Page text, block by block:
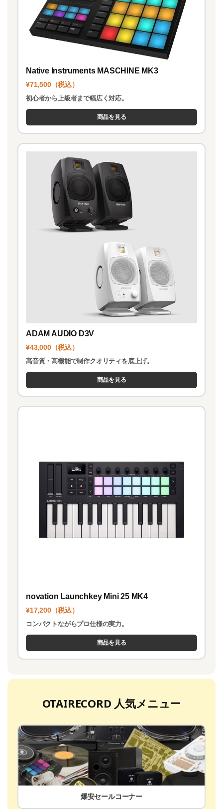
Native Instruments MASCHINE MK3
¥71,500（税込）
初心者から上級者まで幅広く対応。
商品を見る
ADAM AUDIO D3V
¥43,000（税込）
高音質・高機能で制作クオリティを底上げ。
商品を見る
novation Launchkey Mini 25 MK4
¥17,200（税込）
コンパクトながらプロ仕様の実力。
商品を見る
OTAIRECORD 人気メニュー
爆安セールコーナー